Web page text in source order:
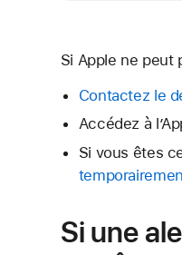
Si Apple ne peut
Contactez le
Accédez à
Si vous êtes
Si une